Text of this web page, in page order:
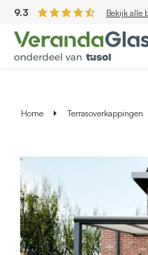
9.3 Bekijk alle
Home Terrasoverkappingen